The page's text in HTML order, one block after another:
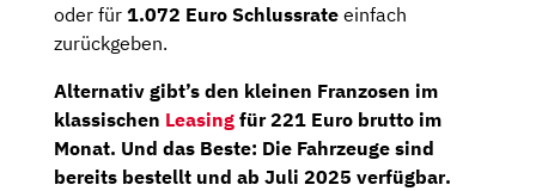
oder für 1.072 Euro Schlussrate einfach
zurückgeben.
Alternativ gibt’s den kleinen Franzosen im
klassischen Leasing für221 Euro brutto im
Monat. Und das Beste: Die Fahrzeuge sind
bereits bestellt und ab Juli 2025 verfügbar.